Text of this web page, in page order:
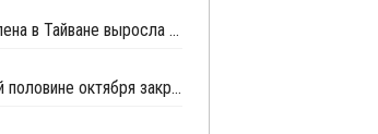
Контрактная цена пропилена в Тайване выросла в октябре на USD49 за тонну
SKC планирует во второй половине октября закрыть на ремонт производство окиси пропилена в Ульсане